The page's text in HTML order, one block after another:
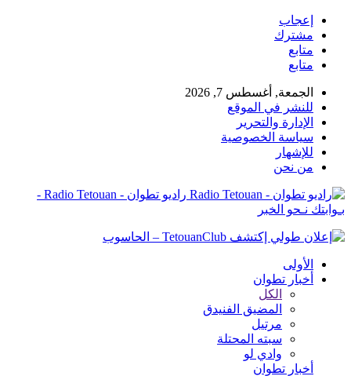
إعجاب
مشترك
متابع
متابع
الجمعة, أغسطس 7, 2026
للنشر في الموقع
الإدارة والتحرير
سياسة الخصوصية
للإشهار
من نحن
راديو تطوان - Radio Tetouan -
بـوابتك نـحو الخبر
الأولى
أخبار تطوان
الكل
المضيق الفنيدق
مرتيل
سبته المحتلة
وادي لو
أخبار تطوان